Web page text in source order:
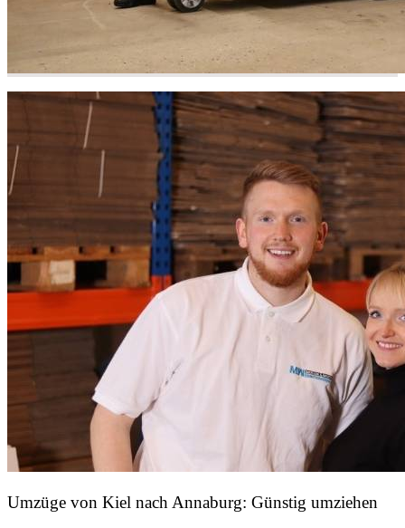
Umzüge von Kiel nach Annaburg: Günstig umziehen